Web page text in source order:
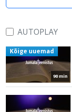
AUTOPLAY
90 min
Kõige uuemad